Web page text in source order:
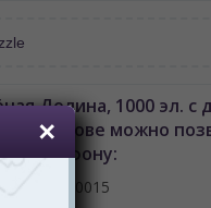
Долина, 1000 эл. с
Молдове можно
телефону:
061110015